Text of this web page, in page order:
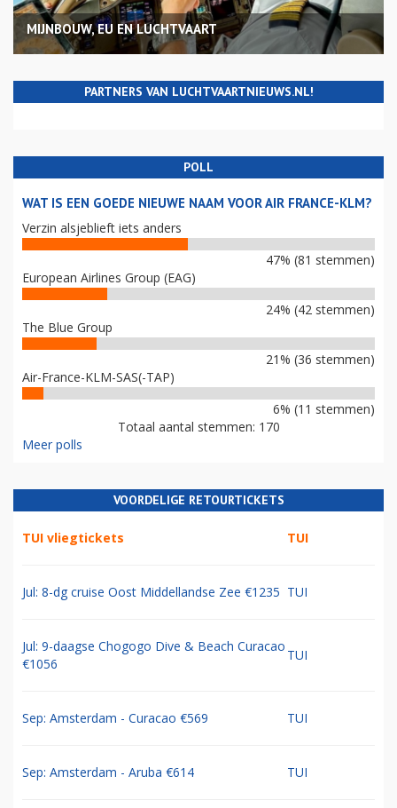
MIJNBOUW, EU EN LUCHTVAART
PARTNERS VAN LUCHTVAARTNIEUWS.NL!
POLL
WAT IS EEN GOEDE NIEUWE NAAM VOOR AIR FRANCE-KLM?
Verzin alsjeblieft iets anders
47% (81 stemmen)
European Airlines Group (EAG)
24% (42 stemmen)
The Blue Group
21% (36 stemmen)
Air-France-KLM-SAS(-TAP)
6% (11 stemmen)
Totaal aantal stemmen: 170
Meer polls
VOORDELIGE RETOURTICKETS
TUI vliegtickets TUI
Jul: 8-dg cruise Oost Middellandse Zee €1235 TUI
Jul: 9-daagse Chogogo Dive & Beach Curacao
€1056
TUI
Sep: Amsterdam - Curacao €569 TUI
Sep: Amsterdam - Aruba €614 TUI